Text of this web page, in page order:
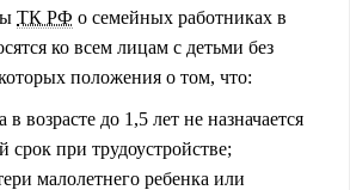
ТК РФ о семейных работниках в
ко всем лицам с детьми без
положения о том, что:
в возрасте до 1,5 лет не назначается
срок при трудоустройстве;
малолетнего ребенка или